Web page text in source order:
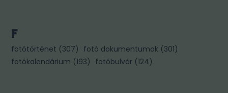
F
fotótörténet (307) fotó dokumentumok (301)
fotókalendárium (193) fotóbulvár (124)